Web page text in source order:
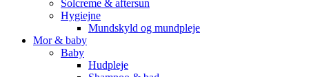
Solcreme & aftersun
Hygiejne
Mundskyld og mundpleje
Mor & baby
Baby
Hudpleje